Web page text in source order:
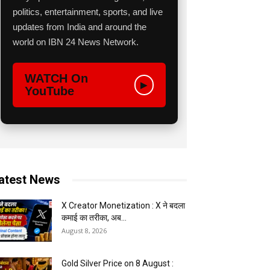
politics, entertainment, sports, and live
updates from India and around the
world on IBN 24 News Network.
WATCH On
YouTube
▶
News
X Creator Monetization : X ने बदला
कमाई का तरीका, अब...
August 8, 2026
Gold Silver Price on 8 August :